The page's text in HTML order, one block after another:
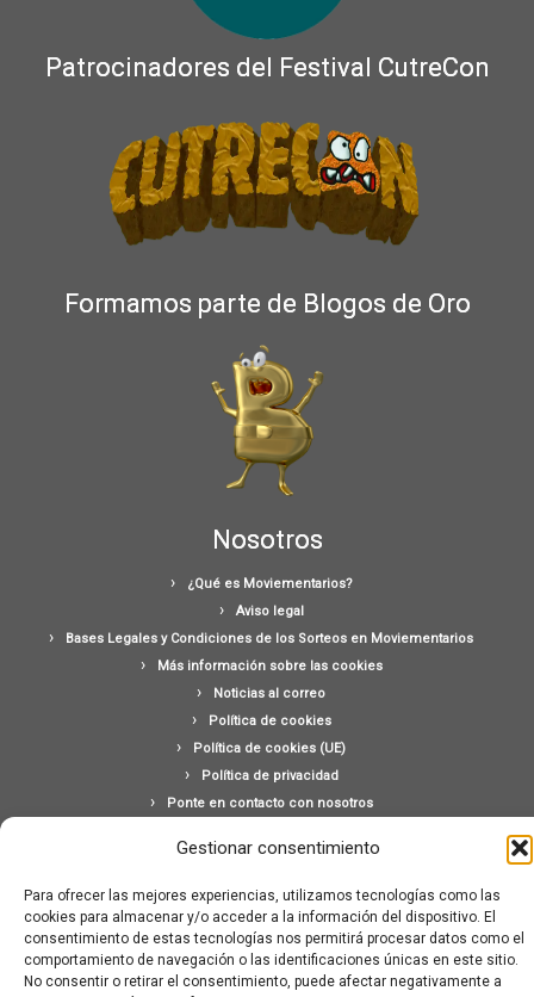
Gestionar consentimiento
Para ofrecer las mejores experiencias, utilizamos tecnologías como las
cookies para almacenar y/o acceder a la información del dispositivo. El
consentimiento de estas tecnologías nos permitirá procesar datos como el
comportamiento de navegación o las identificaciones únicas en este sitio.
No consentir o retirar el consentimiento, puede afectar negativamente a
Patrocinadores del Festival CutreCon
Formamos parte de Blogos de Oro
Nosotros
¿Qué es Moviementarios?
Aviso legal
Bases Legales y Condiciones de los Sorteos en Moviementarios
Más información sobre las cookies
Noticias al correo
Política de cookies
Política de cookies (UE)
Política de privacidad
Ponte en contacto con nosotros